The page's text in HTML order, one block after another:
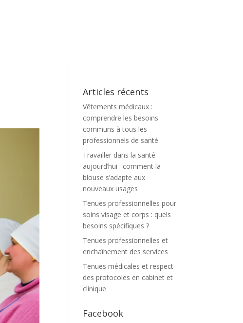
Articles récents
Vêtements médicaux :
comprendre les besoins
communs à tous les
professionnels de santé
Travailler dans la santé
aujourd’hui : comment la
blouse s’adapte aux
nouveaux usages
Tenues professionnelles pour
soins visage et corps : quels
besoins spécifiques ?
Tenues professionnelles et
enchaînement des services
Tenues médicales et respect
des protocoles en cabinet et
clinique
Facebook